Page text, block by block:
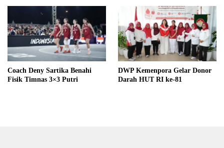
Coach Deny Sartika Benahi
Fisik Timnas 3×3 Putri
DWP Kemenpora Gelar Donor
Darah HUT RI ke-81